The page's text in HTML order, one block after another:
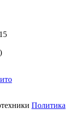
Политика